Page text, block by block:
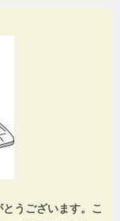
うございます。こ